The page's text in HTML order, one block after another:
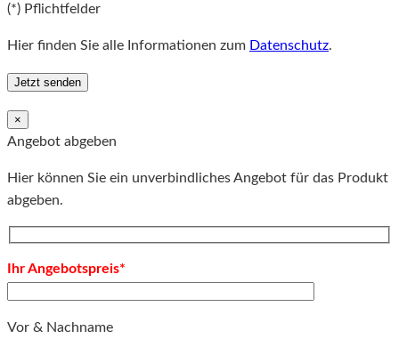
(*) Pflichtfelder
Hier finden Sie alle Informationen zum Datenschutz.
×
Angebot abgeben
Hier können Sie ein unverbindliches Angebot für das Produkt
abgeben.
Ihr Angebotspreis*
Vor & Nachname